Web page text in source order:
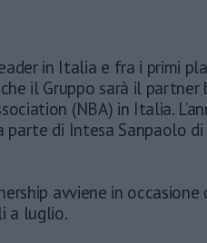
in Italia e fra i primi
il Gruppo sarà il partner
(NBA) in Italia.
parte di Intesa Sanpaolo
avviene in
a luglio.